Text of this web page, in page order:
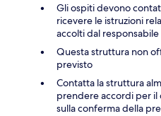
Gli ospiti devono
ricevere le istruzioni
accolti dal
Questa struttura non
previsto
Contatta la struttura
prendere accordi per il
sulla conferma della